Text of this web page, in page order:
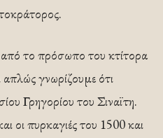
το πρόσωπο του κτίτορα
γνωρίζουµε ότι
Γρηγορίου του Σιναϊτη.
οι πυρκαγιές του 1500 και